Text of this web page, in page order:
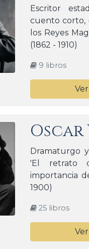
Escritor
cuento corto,
los Reyes
(1862 - 1910)
9 libros
Oscar
Dramaturgo
'El retrato
importancia
1900)
25 libros